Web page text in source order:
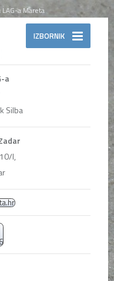
a Mareta
IZBORNIK
a
Silba
I,